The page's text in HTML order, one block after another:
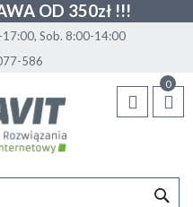
OD 350zł !!!
Sob. 8:00-14:00
586
0